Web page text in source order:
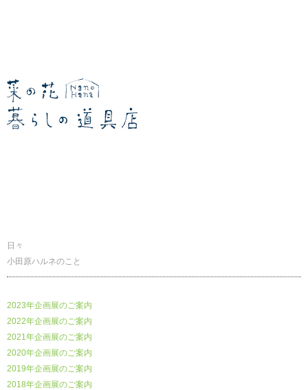
日々
小田原ハルネのこと
2023年企画展のご案内
2022年企画展のご案内
2021年企画展のご案内
2020年企画展のご案内
2019年企画展のご案内
2018年企画展のご案内